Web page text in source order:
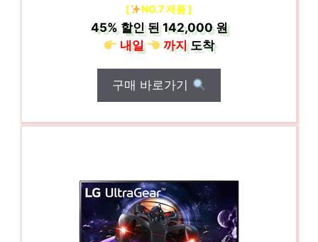
[ NO.7 제품 ]
45%할인 된142,000 원
내일
까지도착
구매 바로가기